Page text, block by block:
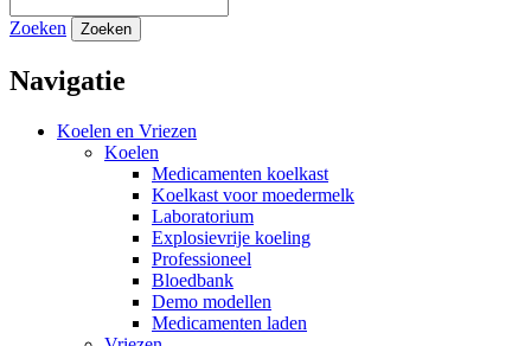
Zoeken Zoeken
Navigatie
Koelen en Vriezen
Koelen
Medicamenten koelkast
Koelkast voor moedermelk
Laboratorium
Explosievrije koeling
Professioneel
Bloedbank
Demo modellen
Medicamenten laden